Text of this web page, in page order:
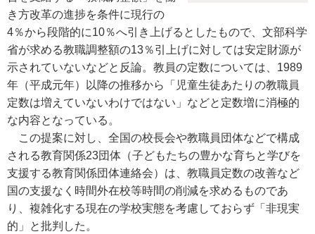
き方改革の進捗を条件に現行の
4％から段階的に10％へ引き上げるとしたもので、文部科学
省が求める教職調整額の13％引上げに対しては安定財源が
示されていないなどと反論。教員の定数については、1989
年（平成元年）以降の推移から「児童生徒あたりの教職員
定数は増えていないわけではない」などと定数増に消極的
な内容となっている。
この提案に対し、全国の校長会や教職員団体などで構成
される教育関係23団体（子どもたちの豊かな育ちと学びを
支援する教育関係団体連絡会）は、教職員定数の改善など
国の支援なく時間外在校等時間の削減を求めるものであ
り、複雑化する現在の学校実態を考慮しておらず「非現実
的」と批判した。